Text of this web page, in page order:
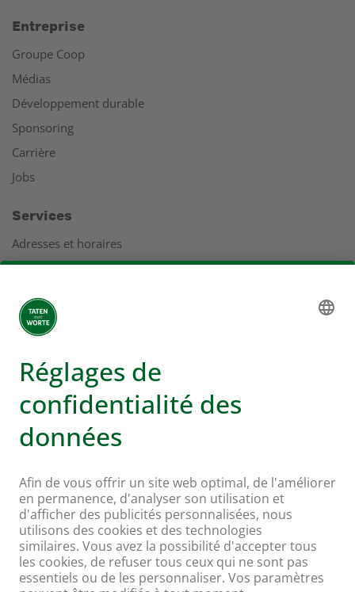
Entreprise
Groupe Coop
Médias
Développement durable
Sponsoring
Carrière
Jobs
Services
Adresses et horaires
Coopération
Rapport de gestion
Plus d'infos sur Coop
Supermarché en ligne Coop
Enseignes et services
Hello Family Club
Mondovino
Suivez-nous sur: